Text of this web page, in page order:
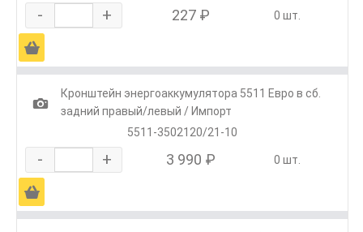
- + 227 ₽ 0 шт.
Ä
1
Кронштейн энергоаккумулятора 5511 Евро в сб.
задний правый/левый / Импорт
5511-3502120/21-10
- + 3 990 ₽ 0 шт.
Ä